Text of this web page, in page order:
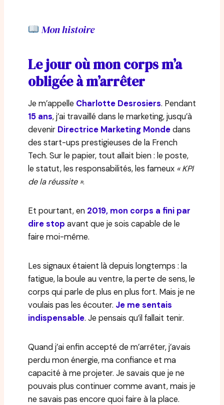
Mon histoire
Le jour où mon corps m’a
obligée à m’arrêter
Je m’appelle Charlotte Desrosiers. Pendant
15 ans, j’ai travaillé dans le marketing, jusqu’à
devenir Directrice Marketing Mondedans
des start-ups prestigieuses de la French
Tech. Sur le papier, tout allait bien : le poste,
le statut, les responsabilités, les fameux « KPI
de la réussite ».
Et pourtant, en 2019, mon corps a fini par
dire stop avant que je sois capable de le
faire moi-même.
Les signaux étaient là depuis longtemps : la
fatigue, la boule au ventre, la perte de sens, le
corps qui parle de plus en plus fort. Mais je ne
voulais pas les écouter. Je me sentais
indispensable. Je pensais qu’il fallait tenir.
Quand j’ai enfin accepté de m’arrêter, j’avais
perdu mon énergie, ma confiance et ma
capacité à me projeter. Je savais que je ne
pouvais plus continuer comme avant, mais je
ne savais pas encore quoi faire à la place.